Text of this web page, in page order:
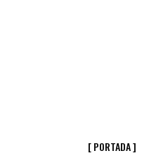
[ PORTADA ]